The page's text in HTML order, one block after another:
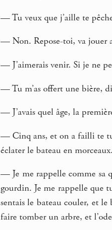
— Tu veux que j’aille te
— Non. Repose-toi, va jouer
— J’aimerais venir. Si je ne
— Tu m’as offert une bière,
— J’avais quel âge, la
— Cinq ans, et on a failli te
éclater le bateau en
— Je me rappelle comme sa
gourdin. Je me rappelle que
sentais le bateau couler, et
faire tomber un arbre, et